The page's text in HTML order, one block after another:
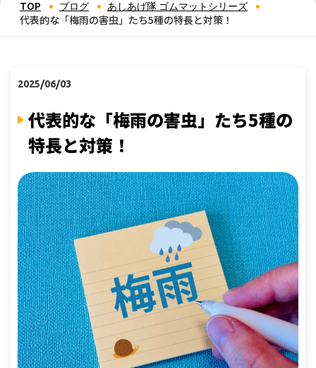
TOP ブログ あしあげ隊 ゴムマットシリーズ
代表的な「梅雨の害虫」たち5種の特長と対策！
2025/06/03
代表的な「梅雨の害虫」たち5種の
特長と対策！